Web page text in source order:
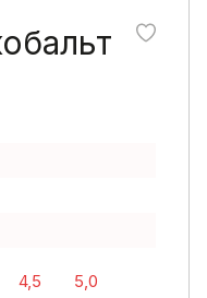
4,5 5,0